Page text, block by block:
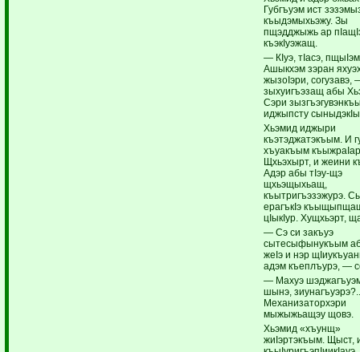
Губгъуэм ист
къыдэмыхьэжу. Зы
пщэдджыжь ар
къэкIуэжащ.
— КIуэ, тIасэ, пщыIэм
Ашыкхэм зэран
жызоIэри, согузавэ,
зыхуигъэзащ абы
Сэри
иджыпсту
Хьэмид иджыри
къэтэджатэкъым. И
хъуакъым
Щхьэхырт, и жеини
Адэр абы тIэу-щэ
щхьэщыхьащ,
къытригъэзэжурэ.
ерагъкIэ
цIыкIур. Хущхьэрт,
— Сэ си закъуэ
сытесыфынукъым
жеIэ и нэр
адэм къеплъурэ, —
— Махуэ
шынэ, зиунагъуэрэ?..
Механизаторхэри
мыжыжьащэу щовэ.
Хьэмид «хъунщ»
жиIэртэкъым. Щыст,